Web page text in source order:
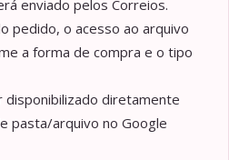
enviado pelos Correios.
pedido, o acesso ao arquivo
a forma de compra e o tipo
diretamente
pasta/arquivo no Google